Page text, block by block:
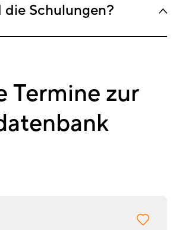
die Schulungen?
Termine zur